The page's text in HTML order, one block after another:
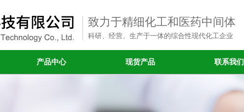
致力于精细化工和医药中间体
科研、经营、生产于一体的综合性现代化工企业
产品中心 现货产品 联系我们